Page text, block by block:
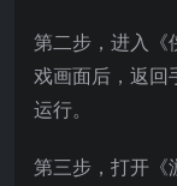
第二步，进入《
戏画面后，返回
运行。
第三步，打开